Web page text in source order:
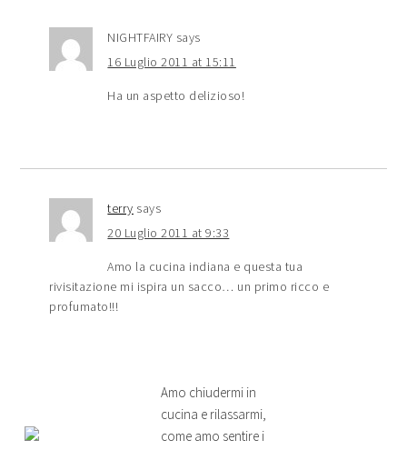
NIGHTFAIRY says
16 Luglio 2011 at 15:11
Ha un aspetto delizioso!
terry says
20 Luglio 2011 at 9:33
Amo la cucina indiana e questa tua
rivisitazione mi ispira un sacco… un primo ricco e
profumato!!!
Amo chiudermi in
cucina e rilassarmi,
come amo sentire i